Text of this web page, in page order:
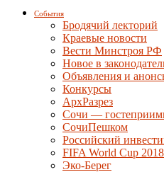
События
Бродячий лекторий
Краевые новости
Вести Минстроя РФ
Новое в
Объявления и
Конкурсы
АрхРазрез
Сочи —
СочиПешком
Российский
FIFA World Cup 2018
Эко-Берег